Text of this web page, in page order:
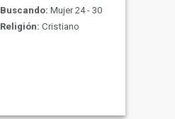
Buscando: Mujer 24 - 30
Religión: Cristiano